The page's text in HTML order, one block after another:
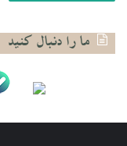
ما را دنبال کنید